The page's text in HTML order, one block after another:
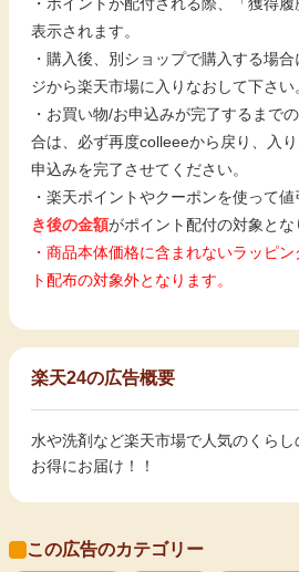
表示されます。
・購入後、別ショップで購入する場
ジから楽天市場に入りなおして下さい
・お買い物/お申込みが完了するまで
合は、必ず再度colleeeから戻り、入
申込みを完了させてください。
・楽天ポイントやクーポンを使って値
き後の金額がポイント配付の対象とな
・商品本体価格に含まれないラッピ
ト配布の対象外となります。
楽天24の広告概要
水や洗剤など楽天市場で人気のくらし
お得にお届け！！
この広告のカテゴリー